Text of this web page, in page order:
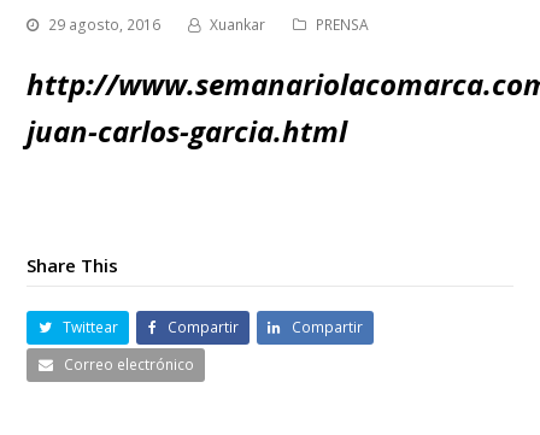
29 agosto, 2016 Xuankar PRENSA
http://
juan-carlos-garcia.html
Share This
Twittear Compartir
Compartir
Correo electrónico